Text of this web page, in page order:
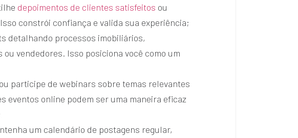
depoimentos de clientes satisfeitos ou
constrói confiança e valida sua experiência;
detalhando processos imobiliários,
vendedores. Isso posiciona você como um
participe de webinars sobre temas relevantes
eventos online podem ser uma maneira eficaz
um calendário de postagens regular,